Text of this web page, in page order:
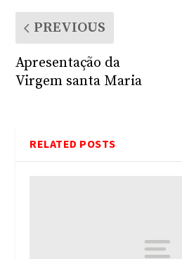
PREVIOUS
Apresentação da
Virgem santa Maria
RELATED POSTS